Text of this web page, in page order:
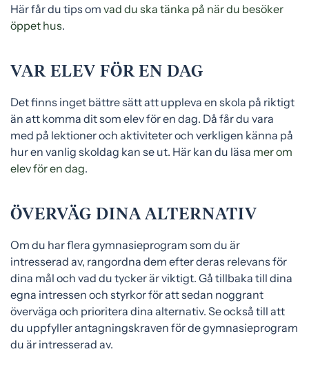
Här får du tips om vad du ska tänka på när du besöker
öppet hus.
VAR ELEV FÖR EN DAG
Det finns inget bättre sätt att uppleva en skola på riktigt
än att komma dit som elev för en dag. Då får du vara
med på lektioner och aktiviteter och verkligen känna på
hur en vanlig skoldag kan se ut. Här kan du läsa mer om
elev för en dag.
ÖVERVÄG DINA ALTERNATIV
Om du har flera gymnasieprogram som du är
intresserad av, rangordna dem efter deras relevans för
dina mål och vad du tycker är viktigt. Gå tillbaka till dina
egna intressen och styrkor för att sedan noggrant
överväga och prioritera dina alternativ. Se också till att
du uppfyller antagningskraven för de gymnasieprogram
du är intresserad av.